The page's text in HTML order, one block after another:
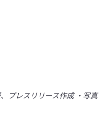
プレスリリース作成 ・写真